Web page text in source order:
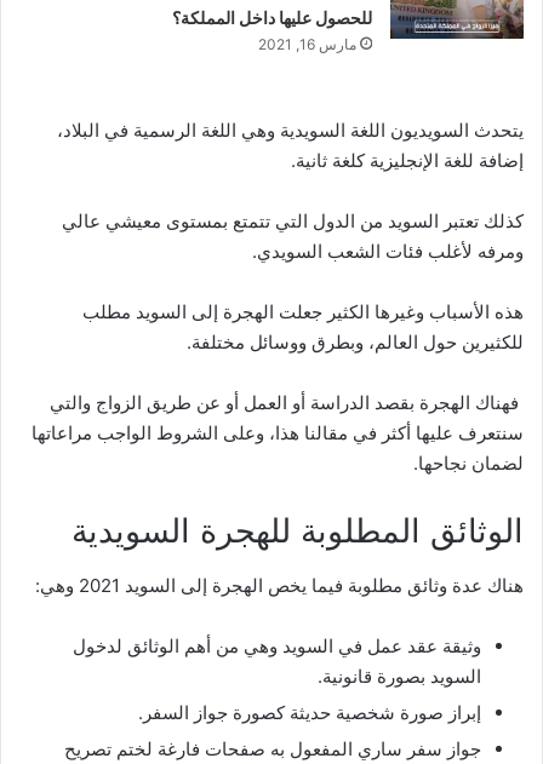
للحصول عليها داخل المملكة؟
مارس 16, 2021
يتحدث السويديون اللغة السويدية وهي اللغة الرسمية في البلاد،
إضافة للغة الإنجليزية كلغة ثانية.
كذلك تعتبر السويد من الدول التي تتمتع بمستوى معيشي عالي
ومرفه لأغلب فئات الشعب السويدي.
هذه الأسباب وغيرها الكثير جعلت الهجرة إلى السويد مطلب
للكثيرين حول العالم، وبطرق ووسائل مختلفة.
فهناك الهجرة بقصد الدراسة أو العمل أو عن طريق الزواج والتي
سنتعرف عليها أكثر في مقالنا هذا، وعلى الشروط الواجب مراعاتها
لضمان نجاحها.
الوثائق المطلوبة للهجرة السويدية
هناك عدة وثائق مطلوبة فيما يخص الهجرة إلى السويد 2021 وهي:
وثيقة عقد عمل في السويد وهي من أهم الوثائق لدخول
السويد بصورة قانونية.
إبراز صورة شخصية حديثة كصورة جواز السفر.
جواز سفر ساري المفعول به صفحات فارغة لختم تصريح